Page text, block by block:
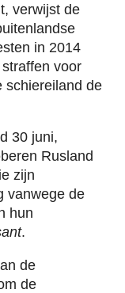
verwijst de
in 2014
voor
schiereiland de
30 juni,
Rusland
zijn
vanwege de
hun
.
de
de